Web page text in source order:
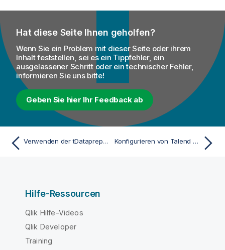
Hat diese Seite Ihnen geholfen?
Wenn Sie ein Problem mit dieser Seite oder ihrem
Inhalt feststellen, sei es ein Tippfehler, ein
ausgelassener Schritt oder ein technischer Fehler,
informieren Sie uns bitte!
Geben Sie hier Ihr Feedback ab
Verwenden der tDataprepRun-Komponente mit einer HTTPS-Verbindung Konfigurieren von Talend Data Stewardship nach der Installation
Hilfe-Ressourcen
Qlik Hilfe-Videos
Qlik Developer
Training